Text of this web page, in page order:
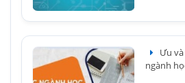
Ưu
ngành